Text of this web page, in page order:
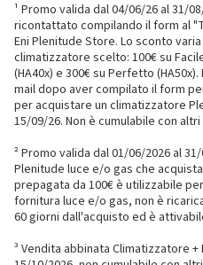
¹ Promo valida dal 04/06/26 al 31/
ricontattato compilando il form al
Eni Plenitude Store. Lo sconto
climatizzatore scelto: 100€ su
(HA40x) e 300€ su Perfetto
mail dopo aver compilato il form
per acquistare un climatizzatore
15/09/26. Non è cumulabile con
² Promo valida dal 01/06/2026 al
Plenitude luce e/o gas che
prepagata da 100€ è utilizzabile
fornitura luce e/o gas, non è
60 giorni dall'acquisto ed è
³ Vendita abbinata Climatizzatore